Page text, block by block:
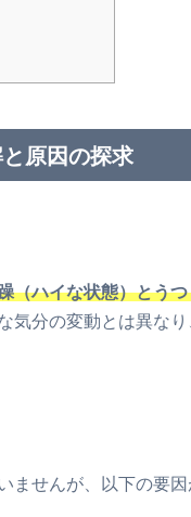
原因の探求
（ハイな状態）とう
気分の変動とは異な
ませんが、以下の要